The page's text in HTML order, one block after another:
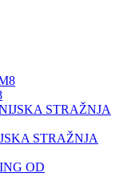
STRAŽNJA